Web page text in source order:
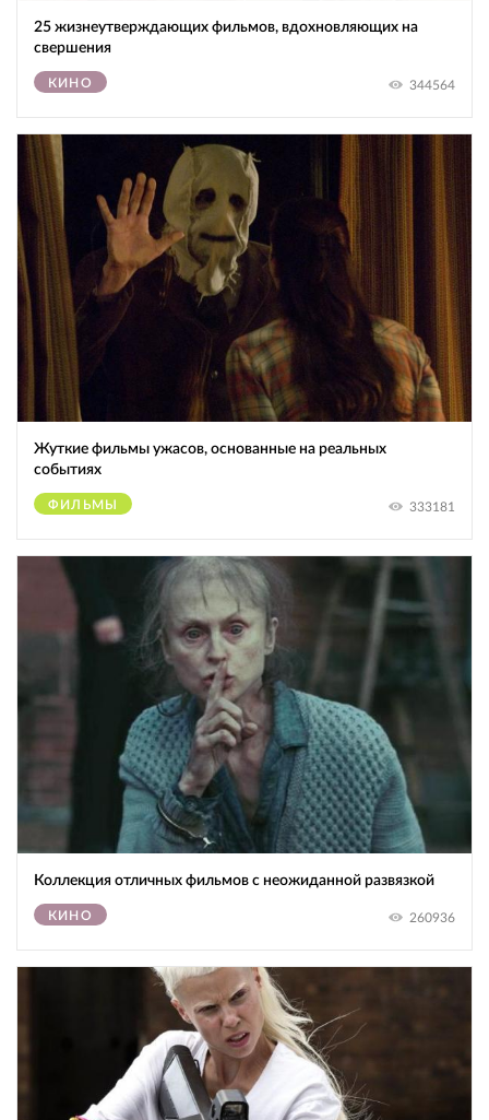
25 жизнеутверждающих фильмов, вдохновляющих на
свершения
КИНО 344564
Жуткие фильмы ужасов, основанные на реальных
событиях
ФИЛЬМЫ 333181
Коллекция отличных фильмов с неожиданной развязкой
КИНО 260936